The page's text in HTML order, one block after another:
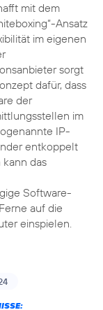
mit dem
Ansatz
im eigenen
sorgt
dafür, dass
der
im
IP-
entkoppelt
das
Software-
auf die
einspielen.